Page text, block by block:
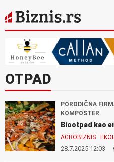
OTPAD
PORODIČNA
KOMPOSTER
Biootpad kao
AGROBIZNIS
28.7.2025 12:03